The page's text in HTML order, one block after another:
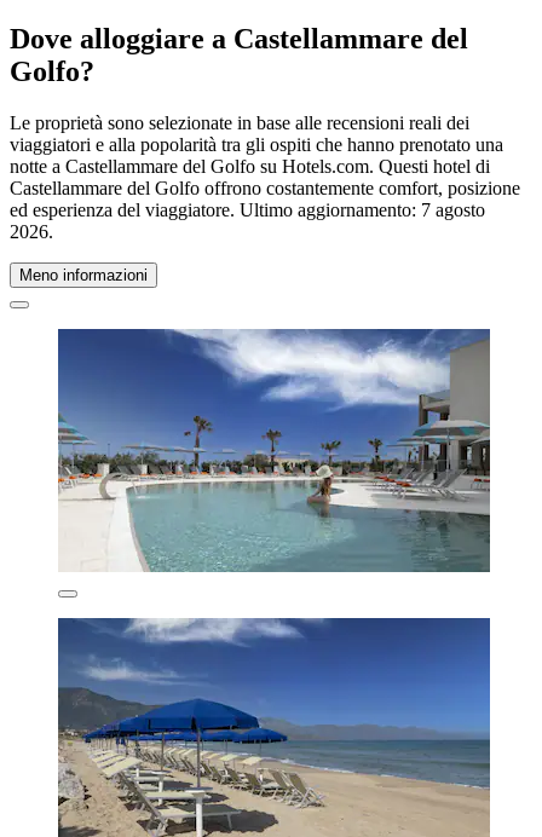
Dove alloggiare a Castellammare del
Golfo?
Le proprietà sono selezionate in base alle recensioni reali dei
viaggiatori e alla popolarità tra gli ospiti che hanno prenotato una
notte a Castellammare del Golfo su Hotels.com. Questi hotel di
Castellammare del Golfo offrono costantemente comfort, posizione
ed esperienza del viaggiatore. Ultimo aggiornamento: 7 agosto
2026.
Meno informazioni